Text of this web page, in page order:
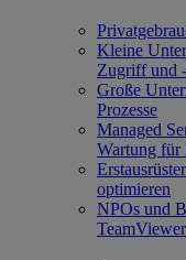
Kleine
Zugriff und
Große
Prozesse
Managed
Wartung für
optimieren
NPOs und
TeamViewer